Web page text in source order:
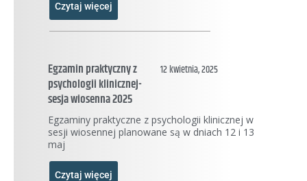
Czytaj więcej
Egzamin praktyczny z
psychologii klinicznej-
sesja wiosenna 2025
12 kwietnia, 2025
Egzaminy praktyczne z psychologii klinicznej w
sesji wiosennej planowane są w dniach 12 i 13
maj
Czytaj więcej